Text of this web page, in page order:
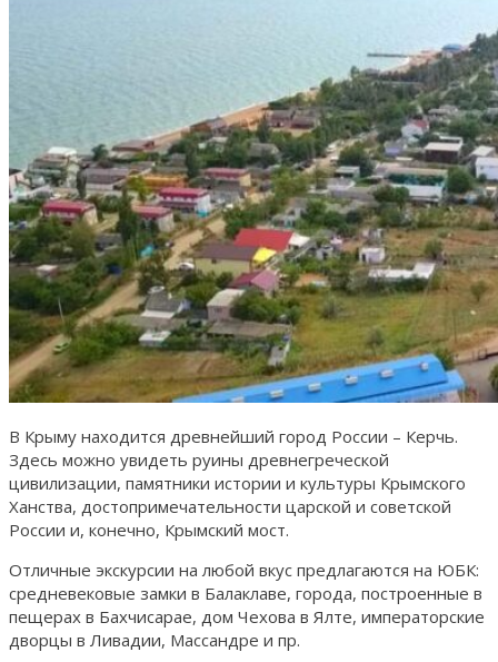
В Крыму находится древнейший город России – Керчь.
Здесь можно увидеть руины древнегреческой
цивилизации, памятники истории и культуры Крымского
Ханства, достопримечательности царской и советской
России и, конечно, Крымский мост.
Отличные экскурсии на любой вкус предлагаются на ЮБК:
средневековые замки в Балаклаве, города, построенные в
пещерах в Бахчисарае, дом Чехова в Ялте, императорские
дворцы в Ливадии, Массандре и пр.